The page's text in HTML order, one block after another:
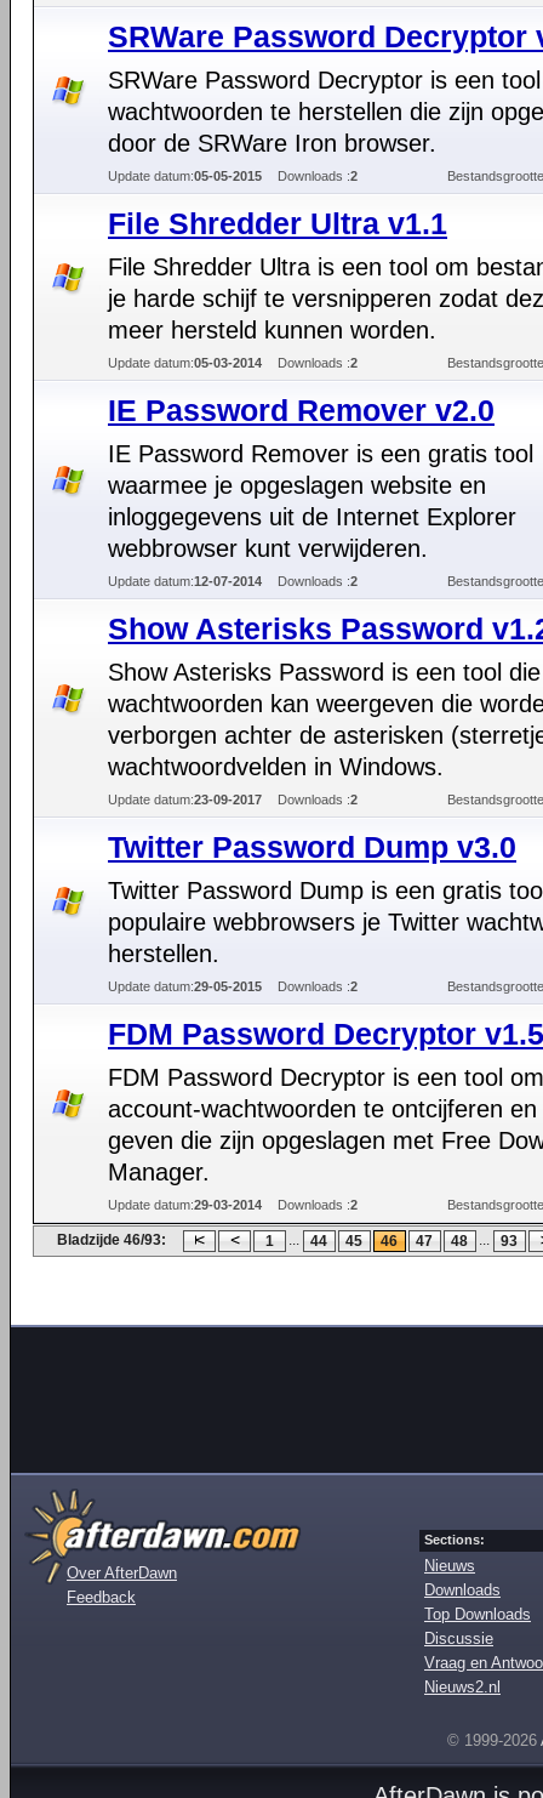
SRWare Password Decryptor
SRWare Password Decryptor is een
wachtwoorden te herstellen die zijn
door de SRWare Iron browser.
Update datum:05-05-2015 Downloads :2
File Shredder Ultra v1.1
File Shredder Ultra is een tool om
je harde schijf te versnipperen zodat
meer hersteld kunnen worden.
Update datum:05-03-2014 Downloads :2
IE Password Remover v2.0
IE Password Remover is een gratis tool
waarmee je opgeslagen website en
inloggegevens uit de Internet Explorer
webbrowser kunt verwijderen.
Update datum:12-07-2014 Downloads :2
Show Asterisks Password
Show Asterisks Password is een tool
wachtwoorden kan weergeven die
verborgen achter de asterisken
wachtwoordvelden in Windows.
Update datum:23-09-2017 Downloads :2
Twitter Password Dump v3.0
Twitter Password Dump is een gratis
populaire webbrowsers je Twitter
herstellen.
Update datum:29-05-2015 Downloads :2
FDM Password Decryptor v1.5
FDM Password Decryptor is een tool om
account-wachtwoorden te ontcijferen
geven die zijn opgeslagen met Free
Manager.
Update datum:29-03-2014 Downloads :2
Bladzijde 46/93: 1 ... 44 45 46 47 48 ... 93
Over AfterDawn
Feedback
Sections:
Nieuws
Downloads
Top Downloads
Discussie
Vraag en
Nieuws2.nl
© 1999-2026